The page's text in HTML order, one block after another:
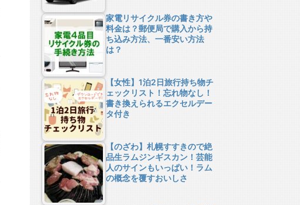
家電リサイクル券の書き方や
料金は？郵便局で購入から持
ち込み方法、一番安い方法
は？
【女性】1泊2日旅行持ち物チ
ェックリスト！忘れ物なし！
書き換えられるエクセルデー
タ付き
【のざわ】札幌すすきので絶
品生ラムジンギスカン！芸能
人のサインもいっぱい！ラム
の概念を覆すおいしさ